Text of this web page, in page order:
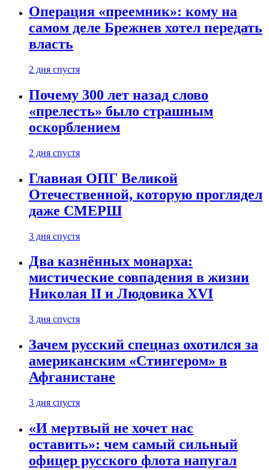
Операция «преемник»: кому на
самом деле Брежнев хотел передать
власть
2 дня спустя
Почему 300 лет назад слово
«прелесть» было страшным
оскорблением
2 дня спустя
Главная ОПГ Великой
Отечественной, которую проглядел
даже СМЕРШ
3 дня спустя
Два казнённых монарха:
мистические совпадения в жизни
Николая II и Людовика XVI
3 дня спустя
Зачем русский спецназ охотился за
американским «Стингером» в
Афганистане
3 дня спустя
«И мертвый не хочет нас
оставить»: чем самый сильный
офицер русского флота напугал